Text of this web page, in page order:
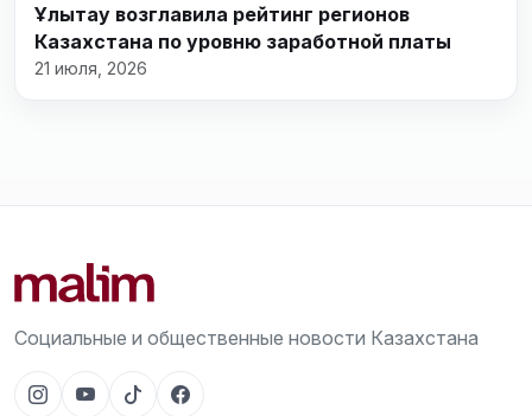
Ұлытау возглавила рейтинг регионов
Казахстана по уровню заработной платы
21 июля, 2026
Социальные и общественные новости Казахстана